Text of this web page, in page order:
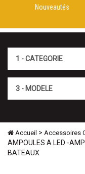
Nouveautés
Accueil > Accessoires
AMPOULES A LED -
BATEAUX